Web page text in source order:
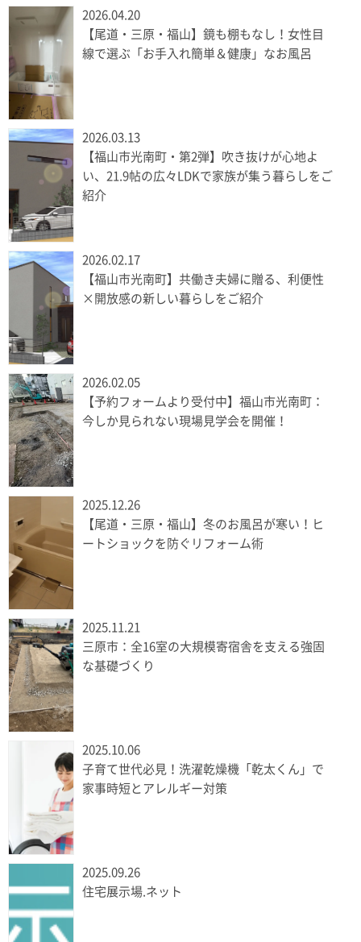
2026.04.20
【尾道・三原・福山】鏡も棚もなし！女性目
線で選ぶ「お手入れ簡単＆健康」なお風呂
2026.03.13
【福山市光南町・第2弾】吹き抜けが心地よ
い、21.9帖の広々LDKで家族が集う暮らしをご
紹介
2026.02.17
【福山市光南町】共働き夫婦に贈る、利便性
×開放感の新しい暮らしをご紹介
2026.02.05
【予約フォームより受付中】福山市光南町：
今しか見られない現場見学会を開催！
2025.12.26
【尾道・三原・福山】冬のお風呂が寒い！ヒ
ートショックを防ぐリフォーム術
2025.11.21
三原市：全16室の大規模寄宿舎を支える強固
な基礎づくり
2025.10.06
子育て世代必見！洗濯乾燥機「乾太くん」で
家事時短とアレルギー対策
2025.09.26
住宅展示場.ネット